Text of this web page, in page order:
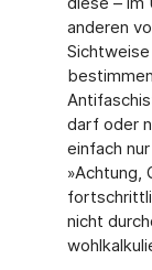
ande­ren
darf oder
einfach
»Achtung,
nicht